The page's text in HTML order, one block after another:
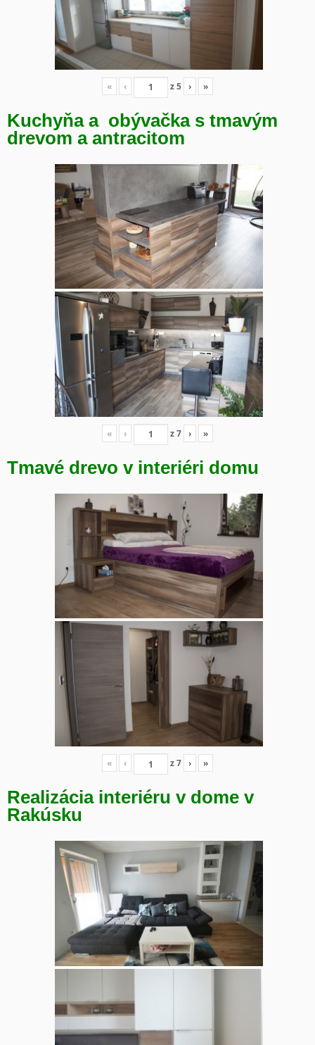
« ‹ z5 › »
Kuchyňa a obývačka s tmavým
drevom a antracitom
« ‹ z7 › »
Tmavé drevo v interiéri domu
« ‹ z7 › »
Realizácia interiéru v dome v
Rakúsku